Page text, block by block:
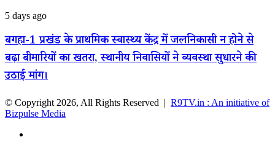
से
बेहाल
ग्रामीण,
जनप्रतिनिधियों
के
गहराया
मुस्तैद:
चौतरवा
में
शांति
समिति
की
नियमों
का
उल्लंघन
करने
बगहा-1
के
प्राथमिक
स्वास्थ्य
केंद्र
में
न
होने
5 days ago
बगहा-1 प्रखंड के प्राथमिक स्वास्थ्य केंद्र में जलनिकासी न होने से
बढ़ा बीमारियों का खतरा, स्थानीय निवासियों ने व्यवस्था सुधारने की
उठाई मांग।
© Copyright 2026, All Rights Reserved | R9TV.in : An initiative of
Bizpulse Media